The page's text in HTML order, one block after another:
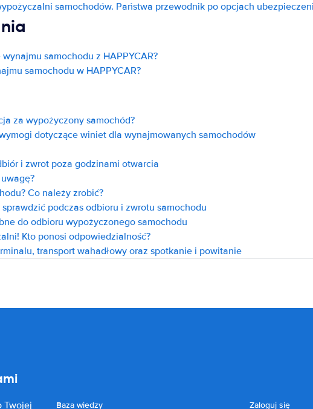
samochodów. Państwa przewodnik po opcjach
samochodu z HAPPYCAR?
samochodu w HAPPYCAR?
za wypożyczony samochód?
dotyczące winiet dla wynajmowanych samochodów
i zwrot poza godzinami otwarcia
Co należy zrobić?
podczas odbioru i zwrotu samochodu
do odbioru wypożyczonego samochodu
Kto ponosi odpowiedzialność?
transport wahadłowy oraz spotkanie i powitanie
Twojej Baza wiedzy Zaloguj się